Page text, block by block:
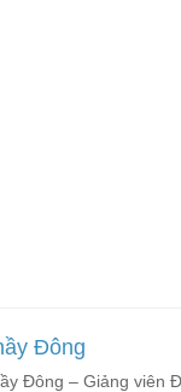
Đông
Đông – Giảng viên